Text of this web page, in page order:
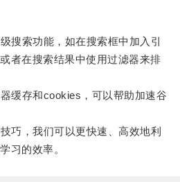
索功能，如在搜索框中加入引
者在搜索结果中使用过滤器来排
存和cookies，可以帮助加速谷
，我们可以更快速、高效地利
习的效率。